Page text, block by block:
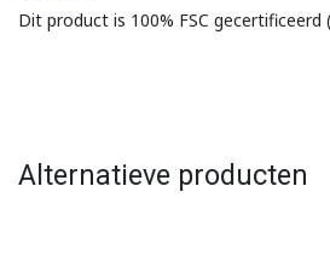
Dit product is 100% FSC gecertificeerd
Alternatieve producten